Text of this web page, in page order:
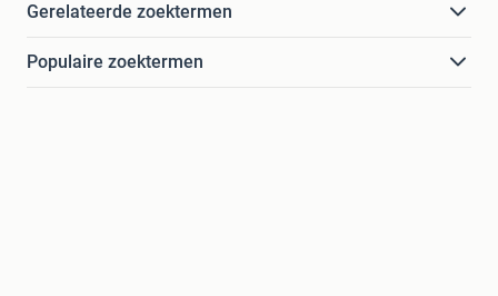
Gerelateerde zoektermen
Populaire zoektermen